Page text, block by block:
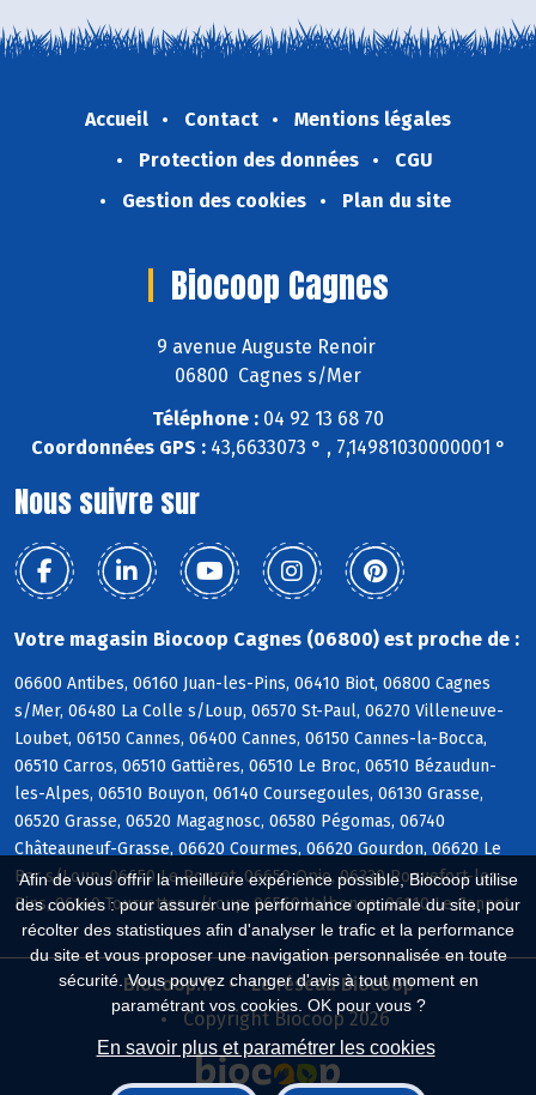
Afin de vous offrir la meilleure expérience possible, Biocoop utilise
des cookies : pour assurer une performance optimale du site, pour
récolter des statistiques afin d'analyser le trafic et la performance
du site et vous proposer une navigation personnalisée en toute
sécurité. Vous pouvez changer d'avis à tout moment en
paramétrant vos cookies. OK pour vous ?
En savoir plus et paramétrer les cookies
Accueil Contact
Mentions légales
Protection des données
CGU
Gestion des cookies
Plan du site
Biocoop Cagnes
9 avenue Auguste Renoir
06800 Cagnes s/Mer
Téléphone : 04 92 13 68 70
Coordonnées GPS :43,6633073 ° , 7,14981030000001 °
Nous suivre sur
Votre magasin Biocoop Cagnes (06800) est proche de :
06600 Antibes, 06160 Juan-les-Pins, 06410 Biot, 06800 Cagnes
s/Mer, 06480 La Colle s/Loup, 06570 St-Paul, 06270 Villeneuve-
Loubet, 06150 Cannes, 06400 Cannes, 06150 Cannes-la-Bocca,
06510 Carros, 06510 Gattières, 06510 Le Broc, 06510 Bézaudun-
les-Alpes, 06510 Bouyon, 06140 Coursegoules, 06130 Grasse,
06520 Grasse, 06520 Magagnosc, 06580 Pégomas, 06740
Châteauneuf-Grasse, 06620 Courmes, 06620 Gourdon, 06620 Le
Bar s/Loup, 06650 Le Rouret, 06650 Opio, 06330 Roquefort-les-
Pins, 06140 Tourrettes s/Loup, 06560 Valbonne, 06110 Le Cannet
Biocoop.fr
Le réseau Biocoop
Copyright Biocoop 2026